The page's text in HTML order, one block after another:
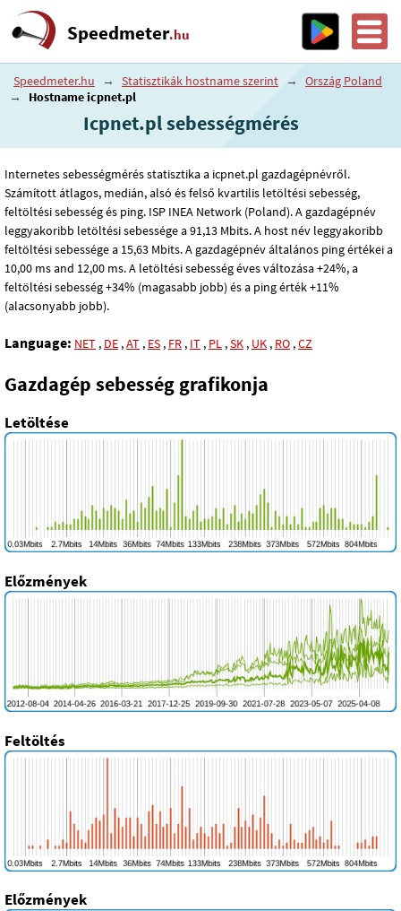
Speedmeter.hu
Speedmeter.hu → Statisztikák hostname szerint →
Ország Poland
→
Hostname icpnet.pl
Icpnet.pl sebességmérés
Internetes sebességmérés statisztika a icpnet.pl gazdagépnévről.
Számított átlagos, medián, alsó és felső kvartilis letöltési sebesség,
feltöltési sebesség és ping. ISP INEA Network (Poland). A gazdagépnév
leggyakoribb letöltési sebessége a 91,13 Mbits. A host név leggyakoribb
feltöltési sebessége a 15,63 Mbits. A gazdagépnév általános ping értékei a
10,00 ms and 12,00 ms. A letöltési sebesség éves változása +24%, a
feltöltési sebesség +34% (magasabb jobb) és a ping érték +11%
(alacsonyabb jobb).
Language: NET , DE ,AT , ES , FR , IT , PL ,SK , UK , RO ,CZ
Gazdagép sebesség grafikonja
Letöltése
Előzmények
Feltöltés
Előzmények